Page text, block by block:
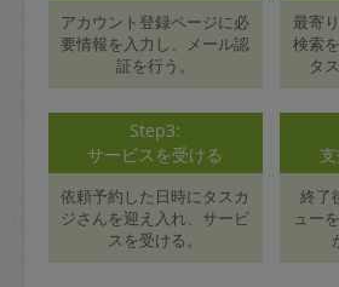
アカウント登録ページに必
要情報を入力し、メール認
証を行う。
最寄
検索
タ
Step3:
サービスを受ける
依頼予約した日時にタスカ
ジさんを迎え入れ、サービ
スを受ける。
終了
ュー